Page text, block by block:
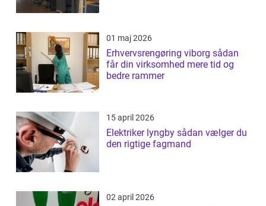
01 maj 2026
Erhvervsrengøring viborg sådan
får din virksomhed mere tid og
bedre rammer
15 april 2026
Elektriker lyngby sådan vælger du
den rigtige fagmand
02 april 2026